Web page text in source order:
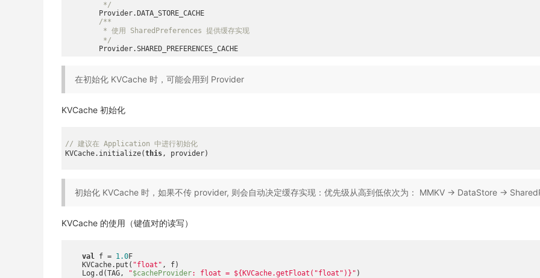
         */
        Provider.DATA_STORE_CACHE
/**
         * 使用 SharedPreferences 提供缓存实现
         */
在初始化 KVCache 时，可能会用到 Provider
KVCache 初始化
// 建议在 Application 中进行初始化
KVCache.initialize(this, provider)
初始化 KVCache 时，如果不传 provider, 则会自动决定缓存实现：优先级从高到低依次为： MMKV -> DataStore ->
KVCache 的使用（键值对的读写）
val f = 1.0F
    KVCache.put(
"float" , f)
    Log.d(TAG,
"$cacheProvider: float = ${KVCache.getFloat("float")} " )